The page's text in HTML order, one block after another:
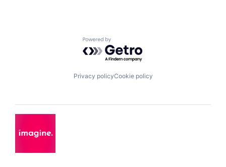
Powered by Getro.com
Privacy policyCookie policy